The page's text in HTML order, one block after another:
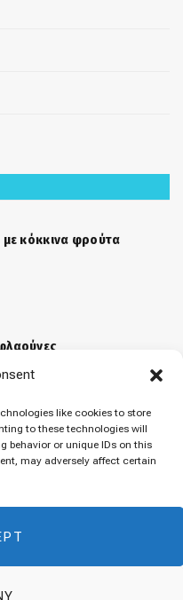
like cookies to store
to these technologies will
behavior or unique IDs on this
may adversely affect certain
κόκκινα φρούτα